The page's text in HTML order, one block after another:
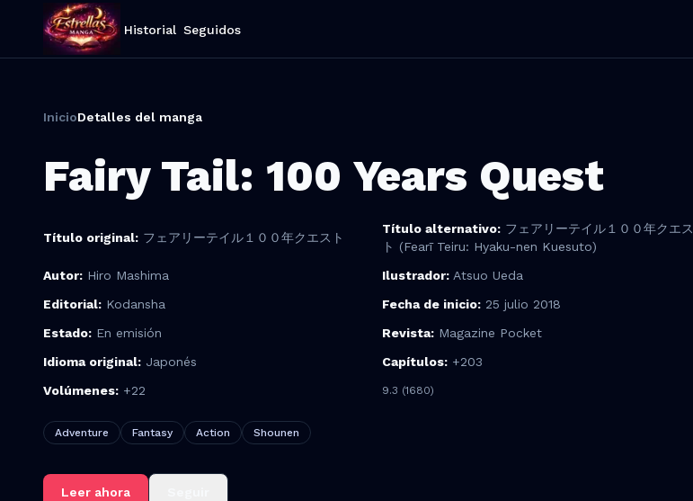
Historial Seguidos
InicioDetalles del manga
Fairy Tail: 100 Years Quest
Título original: フェアリーテイル１００年クエスト
Título alternativo: フェアリーテイル１００年クエス
ト (Fearī Teiru: Hyaku-nen Kuesuto)
Autor: Hiro Mashima Ilustrador: Atsuo Ueda
Editorial: Kodansha Fecha de inicio: 25 julio 2018
Estado: En emisión Revista: Magazine Pocket
Idioma original: Japonés Capítulos:+203
Volúmenes: +22 9.3 (1680)
Adventure Fantasy Action Shounen
Leer ahora